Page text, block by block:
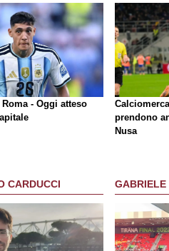
- Oggi atteso
prendono
Nusa
CARDUCCI GABRIELE